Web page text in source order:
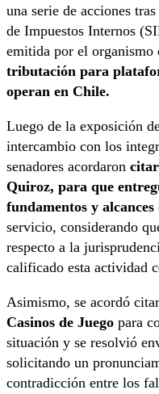
una serie de acciones
de Impuestos Internos
emitida por el organismo
tributación para
operan en Chile.
Luego de la exposición
intercambio con los
senadores acordaron
Quiroz, para que
fundamentos y
servicio, considerando
respecto a la
calificado esta actividad
Asimismo, se acordó
Casinos de Juego para
situación y se resolvió
solicitando un
contradicción entre los